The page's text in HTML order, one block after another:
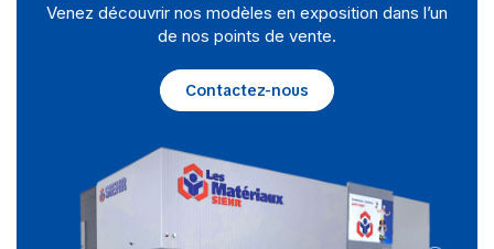
Venez découvrir nos modèles en exposition dans l’un
de nos points de vente.
Contactez-nous